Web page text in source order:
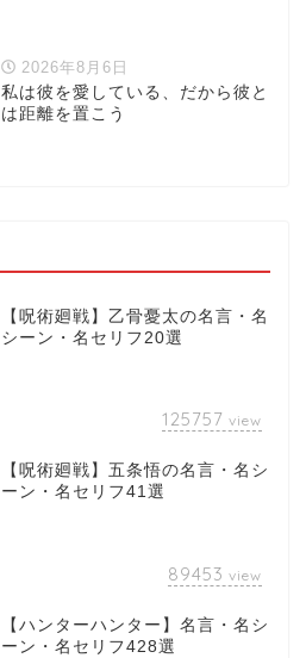
2026年8月6日
私は彼を愛している、だから彼と
は距離を置こう
【呪術廻戦】乙骨憂太の名言・名
シーン・名セリフ20選
125757 view
【呪術廻戦】五条悟の名言・名シ
ーン・名セリフ41選
89453 view
【ハンターハンター】名言・名シ
ーン・名セリフ428選